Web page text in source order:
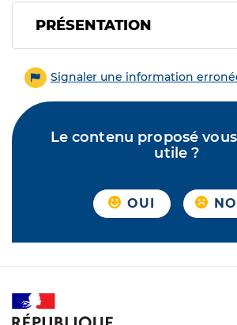
PRÉSENTATION
Signaler une information
Le contenu proposé
utile ?
OUI